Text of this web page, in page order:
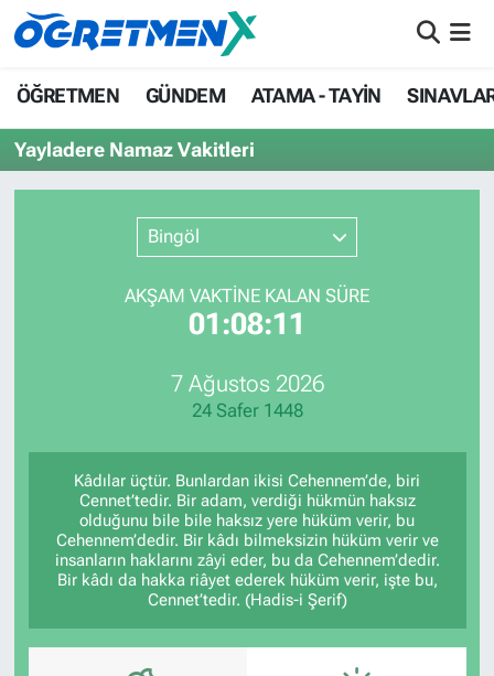
ÖĞRETMEN GÜNDEM ATAMA - TAYİN
Yayladere Namaz Vakitleri
Bingöl
AKŞAM VAKTİNE KALAN SÜRE
01:08:11
7 Ağustos 2026
24 Safer 1448
Kâdılar üçtür. Bunlardan ikisi Cehennem’de, biri
Cennet’tedir. Bir adam, verdiği hükmün haksız
olduğunu bile bile haksız yere hüküm verir, bu
Cehennem’dedir. Bir kâdı bilmeksizin hüküm verir ve
insanların haklarını zâyi eder, bu da Cehennem’dedir.
Bir kâdı da hakka riâyet ederek hüküm verir, işte bu,
Cennet’tedir. (Hadis-i Şerif)
ÖĞRETMEN
GÜNDEM
ATAMA - TAYİN
SINAVLAR
HAYATIN İÇİNDEN
İstanbul Nöbetçi Eczaneler
İstanbul Hava Durumu
İstanbul Namaz Vakitleri
İstanbul Trafik Yoğunluk Haritası
Süper Lig Puan Durumu ve Fikstür
Son Dakika Haberleri
Haber Arşivi